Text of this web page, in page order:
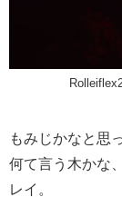
もみじかなと思
何て言う木かな
レイ。